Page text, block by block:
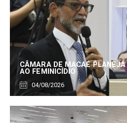
CÂMARA DE MACAÉ
AO FEMINICÍDIO
04/08/2026